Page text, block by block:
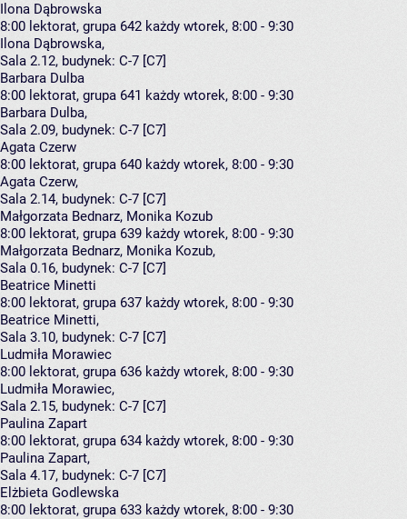
Ilona Dąbrowska
8:00 lektorat, grupa 642 każdy wtorek, 8:00 - 9:30
Ilona Dąbrowska,
Sala 2.12, budynek: C-7 [C7]
Barbara Dulba
8:00 lektorat, grupa 641 każdy wtorek, 8:00 - 9:30
Barbara Dulba,
Sala 2.09, budynek: C-7 [C7]
Agata Czerw
8:00 lektorat, grupa 640 każdy wtorek, 8:00 - 9:30
Agata Czerw,
Sala 2.14, budynek: C-7 [C7]
Małgorzata Bednarz, Monika Kozub
8:00 lektorat, grupa 639 każdy wtorek, 8:00 - 9:30
Małgorzata Bednarz, Monika Kozub,
Sala 0.16, budynek: C-7 [C7]
Beatrice Minetti
8:00 lektorat, grupa 637 każdy wtorek, 8:00 - 9:30
Beatrice Minetti,
Sala 3.10, budynek: C-7 [C7]
Ludmiła Morawiec
8:00 lektorat, grupa 636 każdy wtorek, 8:00 - 9:30
Ludmiła Morawiec,
Sala 2.15, budynek: C-7 [C7]
Paulina Zapart
8:00 lektorat, grupa 634 każdy wtorek, 8:00 - 9:30
Paulina Zapart,
Sala 4.17, budynek: C-7 [C7]
Elżbieta Godlewska
8:00 lektorat, grupa 633 każdy wtorek, 8:00 - 9:30